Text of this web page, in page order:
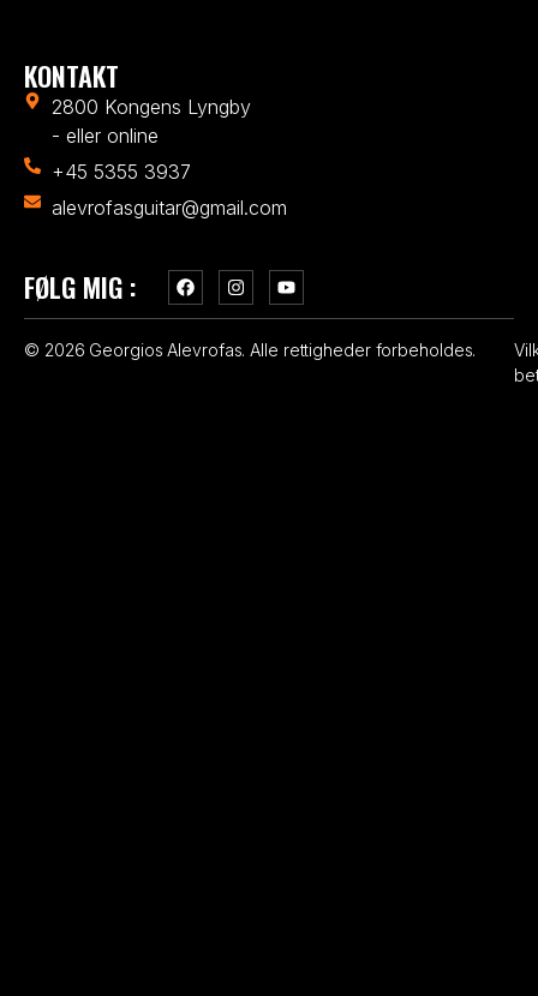
KONTAKT
2800 Kongens Lyngby
- eller online
+45 5355 3937
alevrofasguitar@gmail.com
FØLG MIG :
© 2026 Georgios Alevrofas. Alle rettigheder forbeholdes.